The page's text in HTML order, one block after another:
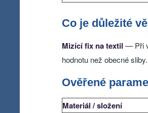
Co je důležité
Mizící fix na textil — Při
hodnotu než obecné sliby.
Ověřené
Materiál / složení